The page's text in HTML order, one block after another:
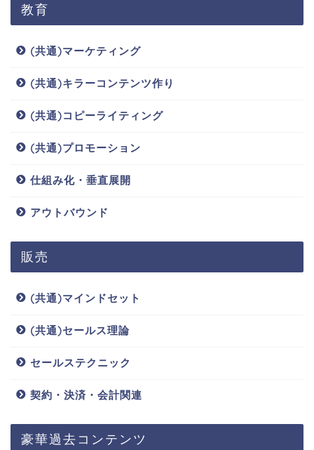
教育
(共通)マーケティング
(共通)キラーコンテンツ作り
(共通)コピーライティング
(共通)プロモーション
仕組み化・垂直展開
アウトバウンド
販売
(共通)マインドセット
(共通)セールス理論
セールステクニック
契約・決済・会計関連
豪華過去コンテンツ